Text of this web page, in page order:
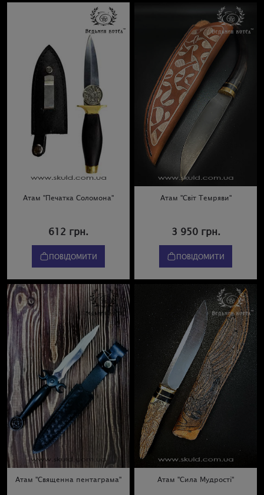
Атам "Печатка Соломона"
612 грн.
ПОВІДОМИТИ
Атам "Світ Темряви"
3 950 грн.
ПОВІДОМИТИ
Атам "Священна пентаграма" Атам "Сила Мудрості"